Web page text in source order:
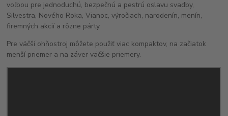
voľbou pre jednoduchú, bezpečnú a pestrú oslavu svadby,
Silvestra, Nového Roka, Vianoc, výročiach, narodenín, menín,
firemných akcií a rôzne párty.
Pre väčší ohňostroj môžete použiť viac kompaktov, na začiatok
menší priemer a na záver väčšie priemery.